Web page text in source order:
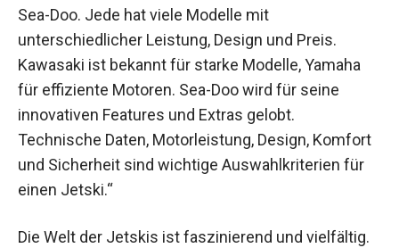
Sea-Doo. Jede hat viele Modelle mit
unterschiedlicher Leistung, Design und Preis.
Kawasaki ist bekannt für starke Modelle, Yamaha
für effiziente Motoren. Sea-Doo wird für seine
innovativen Features und Extras gelobt.
Technische Daten, Motorleistung, Design, Komfort
und Sicherheit sind wichtige Auswahlkriterien für
einen Jetski.“
Die Welt der Jetskis ist faszinierend und vielfältig.